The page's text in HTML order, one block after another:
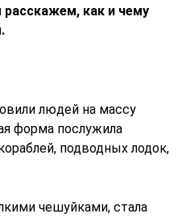
как и чему
людей на массу
форма послужила
подводных лодок,
чешуйками, стала